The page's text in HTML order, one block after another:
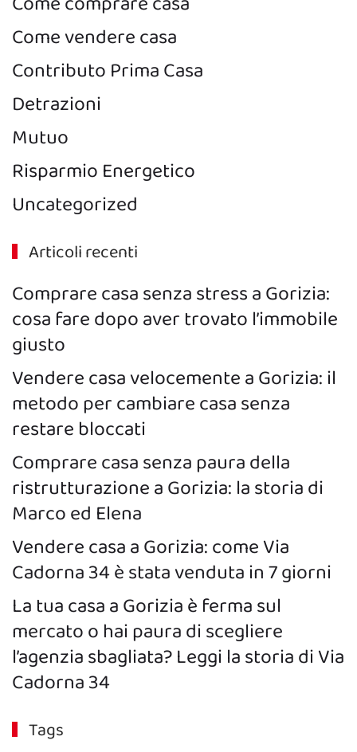
Come vendere casa
Contributo Prima Casa
Detrazioni
Mutuo
Risparmio Energetico
Uncategorized
Articoli recenti
Comprare casa senza stress a Gorizia:
cosa fare dopo aver trovato l’immobile
giusto
Vendere casa velocemente a Gorizia: il
metodo per cambiare casa senza
restare bloccati
Comprare casa senza paura della
ristrutturazione a Gorizia: la storia di
Marco ed Elena
Vendere casa a Gorizia: come Via
Cadorna 34 è stata venduta in 7 giorni
La tua casa a Gorizia è ferma sul
mercato o hai paura di scegliere
l’agenzia sbagliata? Leggi la storia di Via
Cadorna 34
Tags